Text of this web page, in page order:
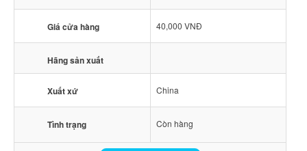
Giá cửa hàng 40,000 VNĐ
Hãng sản xuất
Xuất xứ China
Tình trạng Còn hàng